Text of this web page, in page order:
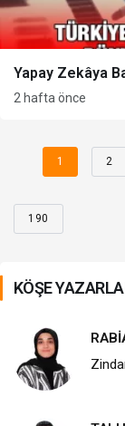
Yapay Zekâya
2 hafta önce
1 2
190
KÖŞE